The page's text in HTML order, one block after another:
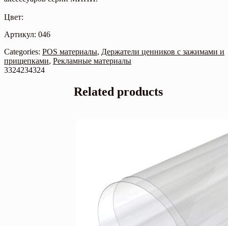
Цвет:
Артикул: 046
Categories: POS материалы, Держатели ценников с зажимами и
прищепками, Рекламные материалы
3324234324
Related products